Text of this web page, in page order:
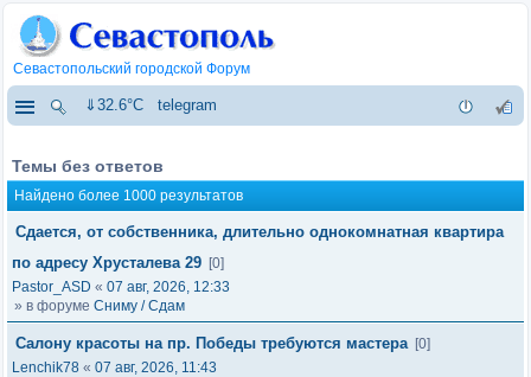
Севастопольский городской Форум
⇓32.6°C telegram
Темы без ответов
Найдено более 1000 результатов
Сдается, от собственника, длительно однокомнатная квартира
по адресу Хрусталева 29 [0]
Pastor_ASD « 07 авг, 2026, 12:33
» в форуме Сниму / Сдам
Салону красоты на пр. Победы требуются мастера [0]
Lenchik78 « 07 авг, 2026, 11:43